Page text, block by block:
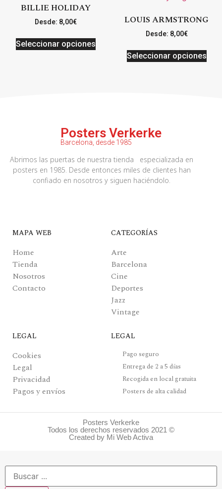
BILLIE HOLIDAY
Desde: 8,00€
Seleccionar opciones
LOUIS ARMSTRONG
Desde: 8,00€
Seleccionar opciones
Posters Verkerke
Barcelona, desde 1985
Abrimos las puertas de nuestra tienda especializada en
posters en 1985. Desde entonces miles de clientes han
confiado en nosotros y siguen haciéndolo.
MAPA WEB
Home
Tienda
Nosotros
Contacto
CATEGORÍAS
Arte
Barcelona
Cine
Deportes
Jazz
Vintage
LEGAL
Cookies
Legal
Privacidad
Pagos y envíos
LEGAL
Pago seguro
Entrega de 2 a 5 días
Recogida en local gratuita
Posters de alta calidad
Posters Verkerke
Todos los derechos reservados 2021 ©
Created by Mi Web Activa